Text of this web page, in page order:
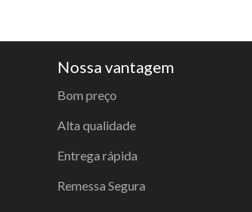
Nossa vantagem
Bom preço
Alta qualidade
Entrega rápida
Remessa Segura